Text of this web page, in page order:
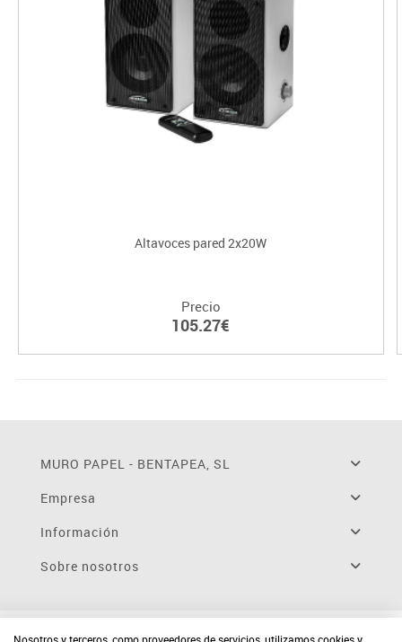
Altavoces pared 2x20W
Precio
105.27€
MURO PAPEL - BENTAPEA, SL
Empresa
Información
Sobre nosotros